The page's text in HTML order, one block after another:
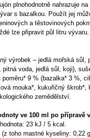
plnohodnotně nahrazuje
s bazalkou. Použít jej
a těstovinových
lze připravit půl litru vývaru.
výrobek – jedlá mořská sůl,
pitná voda, jedlá sůl, koji),
poměru* 9 % (bazalka* 3 %,
mouka*, kukuřičný škrob*,
zemědělství.
ve 100 ml po přípravě
23 kJ / 5 kcal.
toho mastné kyseliny: 0,22